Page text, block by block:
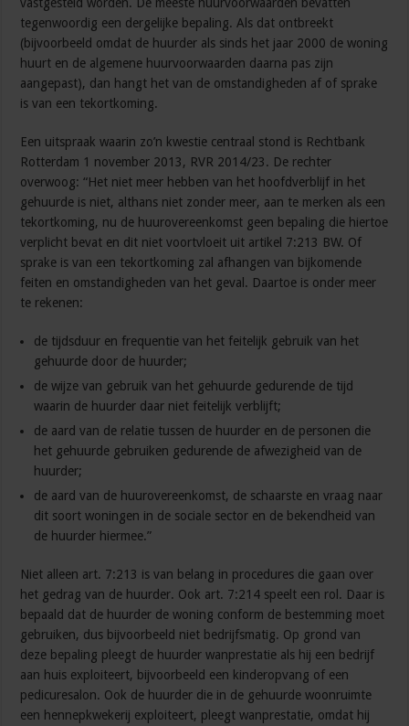
tegenwoordig een dergelijke bepaling. Als dat ontbreekt
(bijvoorbeeld omdat de huurder als sinds het jaar 2000 de woning
huurt en de algemene huurvoorwaarden daarna pas zijn
aangepast), dan hangt het van de omstandigheden af of sprake
is van een tekortkoming.
Een uitspraak waarin zo’n kwestie centraal stond is Rechtbank
Rotterdam 1 november 2013, RVR 2014/23. De rechter
overwoog: “Het niet meer hebben van het hoofdverblijf in het
gehuurde is niet, althans niet zonder meer, aan te merken als een
tekortkoming, nu de huurovereenkomst geen bepaling die hiertoe
verplicht bevat en dit niet voortvloeit uit artikel 7:213 BW. Of
sprake is van een tekortkoming zal afhangen van bijkomende
feiten en omstandigheden van het geval. Daartoe is onder meer
te rekenen:
de tijdsduur en frequentie van het feitelijk gebruik van het
gehuurde door de huurder;
de wijze van gebruik van het gehuurde gedurende de tijd
waarin de huurder daar niet feitelijk verblijft;
de aard van de relatie tussen de huurder en de personen die
het gehuurde gebruiken gedurende de afwezigheid van de
huurder;
de aard van de huurovereenkomst, de schaarste en vraag naar
dit soort woningen in de sociale sector en de bekendheid van
de huurder hiermee.”
Niet alleen art. 7:213 is van belang in procedures die gaan over
het gedrag van de huurder. Ook art. 7:214 speelt een rol. Daar is
bepaald dat de huurder de woning conform de bestemming moet
gebruiken, dus bijvoorbeeld niet bedrijfsmatig. Op grond van
deze bepaling pleegt de huurder wanprestatie als hij een bedrijf
aan huis exploiteert, bijvoorbeeld een kinderopvang of een
pedicuresalon. Ook de huurder die in de gehuurde woonruimte
een hennepkwekerij exploiteert, pleegt wanprestatie, omdat hij